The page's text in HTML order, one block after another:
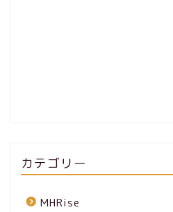
カテゴリー
MHRise